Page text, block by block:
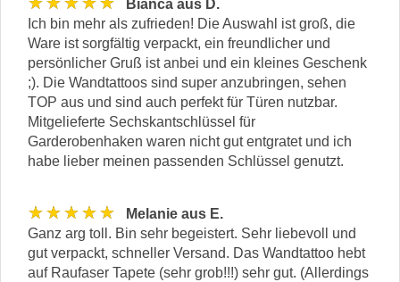
Bianca aus D.
Ich bin mehr als zufrieden! Die Auswahl ist groß, die
Ware ist sorgfältig verpackt, ein freundlicher und
persönlicher Gruß ist anbei und ein kleines Geschenk
;). Die Wandtattoos sind super anzubringen, sehen
TOP aus und sind auch perfekt für Türen nutzbar.
Mitgelieferte Sechskantschlüssel für
Garderobenhaken waren nicht gut entgratet und ich
habe lieber meinen passenden Schlüssel genutzt.
★★★★★
Melanie aus E.
Ganz arg toll. Bin sehr begeistert. Sehr liebevoll und
gut verpackt, schneller Versand. Das Wandtattoo hebt
auf Raufaser Tapete (sehr grob!!!) sehr gut. (Allerdings